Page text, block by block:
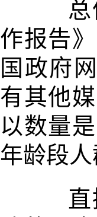
总体
作报告
国政府
有其他
以数量
年龄段
直接